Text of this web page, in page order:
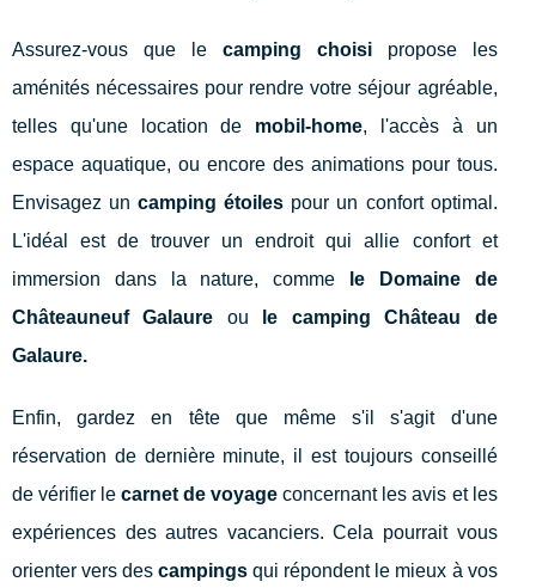
Assurez-vous que le camping choisipropose les
aménités nécessaires pour rendre votre séjour agréable,
telles qu'une location de mobil-home, l'accès à un
espace aquatique, ou encore des animations pour tous.
Envisagez uncamping étoiles pour un confort optimal.
L'idéal est de trouver un endroit qui allie confort et
immersion dans la nature, comme
le Domaine de
Châteauneuf Galaure ou le campingChâteau de
Galaure.
Enfin, gardez en tête que même s'il s'agit d'une
réservation de dernière minute, il est toujours conseillé
de vérifier lecarnet de voyage concernant les avis et les
expériences des autres vacanciers. Cela pourrait vous
orienter vers descampings qui répondent le mieux à vos